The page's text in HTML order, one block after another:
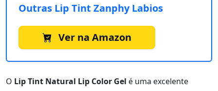
Outras Lip Tint Zanphy Labios
Ver na Amazon
O Lip Tint Natural Lip Color Gel é uma excelente